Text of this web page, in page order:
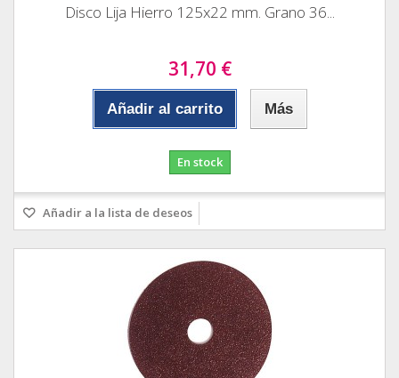
Disco Lija Hierro 125x22 mm. Grano 36...
31,70 €
Añadir al carrito Más
En stock
Añadir a la lista de deseos